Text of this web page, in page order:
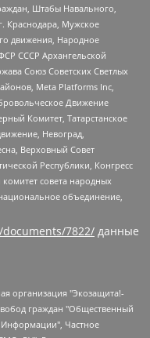
Штабы Навального,
Краснодара, Мужское
движения, Народное
СССР Архангельской
Союз Советских Светлых
Meta Platforms Inc,
Движение
Комитет, Татарстанское
Невоград,
Верховный Совет
Республики, Конгресс
совета народных
объединение,
7822/ данные
общественное движение "Российская ЛГБТ - сеть", Оленичев Максим Владимирович, Павлов Иван Юрьевич, Скворцова Елена Сергеевна, Общество с ограниченной ответственностью "Как бы инагент", Кочетков Игорь Викторович, Общество с ограниченной ответственностью "Честные выборы", Еланчик Олег Александрович, Общество с ограниченной ответственностью "Нобелевский призыв", Гималова Регина Эмилевна, Григорьев Андрей Валерьевич, Григорьева Алина Александровна, Ассоциация по содействию защите прав призывников, альтернативнослужащих и военнослужащих "Правозащитная группа "Гражданин.Армия.Право", Хисамова Регина Фаритовна, Автономная некоммерческая организация по реализации социально-правовых программ "Лилит", Дальневосточное общественное движение "Маяк", Санкт-Петербургская ЛГБТ-инициативная группа "Выход", Инициативная группа ЛГБТ+ "Реверс", Алексеев Андрей Викторович, Бекбулатова Таисия Львовна, Беляев Иван Михайлович, Владыкина Елена Сергеевна, Гельман Марат Александрович, Никульшина Вероника Юрьевна, Толоконникова Надежда Андреевна, Шендерович Виктор Анатольевич, Общество с ограниченной ответственностью "Данное сообщение", Общество с ограниченной ответственностью Издательский дом "Новая глава", Айнбиндер Александра Александровна, Московский комьюнити-центр для ЛГБТ+инициатив, Благотворительный фонд развития филантропии, Deutsche Welle (Германия, Kurt-Schumacher-Strasse 3, 53113 Bonn), Борзунова Мария Михайловна, Воробьев Виктор Викторович, Голубева Анна Львовна, Константинова Алла Михайловна, Малкова Ирина Владимировна, Мурадов Мурад Абдулгалимович, Осетинская Елизавета Николаевна, Понасенков Евгений Николаевич, Ганапольский Матвей Юрьевич, Киселев Евгений Алексеевич, Борухович Ирина Григорьевна, Дремин Иван Тимофеевич, Дубровский Дмитрий Викторович, Красноярская региональная общественная организация поддержки и развития альтернативных образовательных технологий и межкультурных коммуникаций "ИНТЕРРА", Маяковская Екатерина Алексеевна, Фейгин Марк Захарович, Филимонов Андрей Викторович, Дзугкоева Регина Николаевна, Доброхотов Роман Александрович, Дудь Юрий Александрович, Елкин Сергей Владимирович, Кругликов Кирилл Игоревич, Сабунаева Мария Леонидовна, Семенов Алексей Владимирович, Шаинян Карен Багратович, Шульман Екатерина Михайловна, Асафьев Артур Валерьевич, Вахштайн Виктор Семенович, Венедиктов Алексей Алексеевич, Лушникова Екатерина Евгеньевна, Волков Леонид Михайлович, Невзоров Александр Глебович, Пархоменко Сергей Борисович, Сироткин Ярослав Николаевич, Кара-Мурза Владимир Владимирович, Баранова Наталья Владимировна, Гозман Леонид Яковлевич, Кагарлицкий Борис Юльевич, Климарев Михаил Валерьевич, Милов Владимир Станиславович, Автономная некоммерческая организация Краснодарский центр современного искусства "Типография", Моргенштерн Алишер Тагирович, Соболь Любовь Эдуардовна, Общество с ограниченной ответственностью "ЛИЗА НОРМ", Каспаров Гарри Кимович, Ходорковский Михаил Борисович, Общество с ограниченной ответственностью "Апрельские тезисы", Данилович Ирина Брониславовна, Кашин Олег Владимирович, Петров Николай Владимирович, Пивоваров Алексей Владимирович, Соколов Михаил Владимирович, Цветкова Юлия Владимировна, Чичваркин Евгений Александрович, Комитет против пыток/Команда против пыток, Общество с ограниченной ответственностью "Первый научный", Общество с ограниченной ответственностью "Вертолет и ко", Белоцерковская Вероника Борисовна, Кац Максим Евгеньевич, Лазарева Татьяна Юрьевна, Шаведдинов Руслан Табризович, Яшин Илья Валерьевич, Общество с ограниченной ответственностью "Иноагент ААВ", Алешковский Дмитрий Петрович, Альбац Евгения Марковна, Быков Дмитрий Львович, Галямина Юлия Евгеньевна, Лойко Сергей Леонидович, Мартынов Кирилл Константинович, Медведев Сергей Александрович, Крашенинников Федор Геннадиевич, Гордеева Катерина Вл